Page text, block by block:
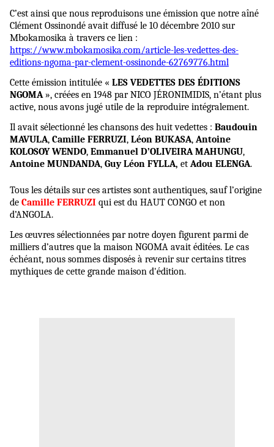
C’est ainsi que nous reproduisons une émission que notre aîné
Clément Ossinondé avait diffusé le 10 décembre 2010 sur
Mbokamosika à travers ce lien :
https://www.mbokamosika.com/article-les-vedettes-des-
editions-ngoma-par-clement-ossinonde-62769776.html
Cette émission intitulée « LES VEDETTES DES ÉDITIONS
NGOMA», créées en 1948 par NICO JÉRONIMIDIS, n’étant plus
active, nous avons jugé utile de la reproduire intégralement.
Il avait sélectionné les chansons des huit vedettes : Baudouin
MAVULA, Camille FERRUZI, Léon BUKASA, Antoine
KOLOSOY WENDO, Emmanuel D’OLIVEIRA MAHUNGU,
Antoine MUNDANDA, Guy Léon FYLLA, et Adou ELENGA.
Tous les détails sur ces artistes sont authentiques, sauf l’origine
de Camille FERRUZI qui est du HAUT CONGO et non
d’ANGOLA.
Les œuvres sélectionnées par notre doyen figurent parmi de
milliers d’autres que la maison NGOMA avait éditées. Le cas
échéant, nous sommes disposés à revenir sur certains titres
mythiques de cette grande maison d'édition.